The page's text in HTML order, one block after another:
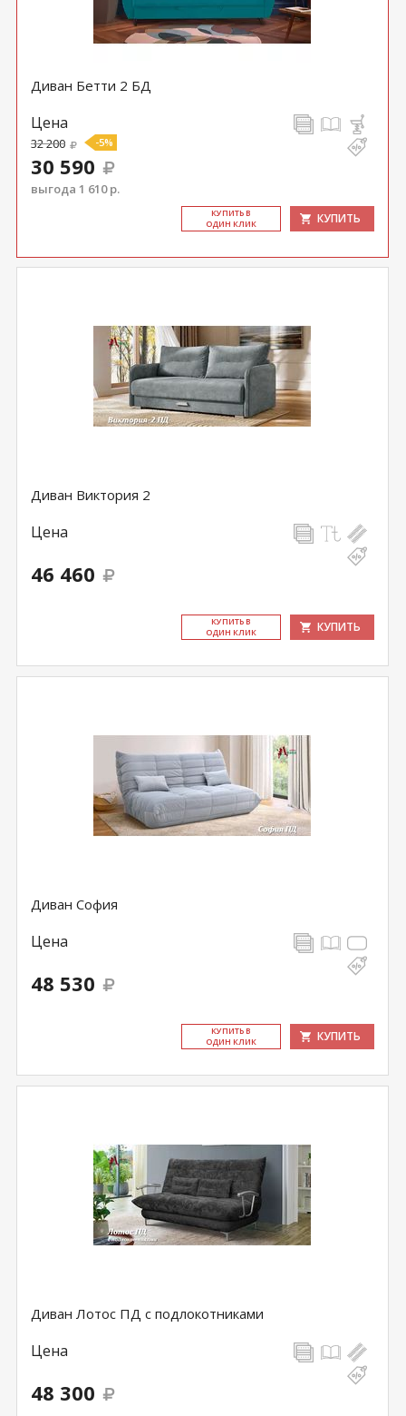
Диван Бетти 2 БД
Цена
32 200 -5%
30 590
выгода 1 610 р.
КУ­ПИТЬ В
ОДИН КЛИК
КУПИТЬ
Диван Виктория 2
Цена
46 460
КУ­ПИТЬ В
ОДИН КЛИК
КУПИТЬ
Диван София
Цена
48 530
КУ­ПИТЬ В
ОДИН КЛИК
КУПИТЬ
Диван Лотос ПД с подлокотниками
Цена
48 300